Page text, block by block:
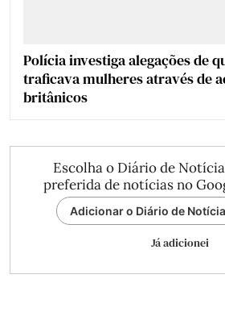
Polícia investiga alegações de
traficava mulheres através de
britânicos
Escolha o Diário de
preferida de notícias no
Adicionar o Diário de
Já adicionei